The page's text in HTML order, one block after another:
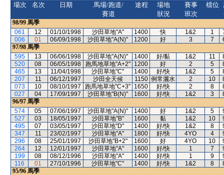
場次
名次 日期
馬場/跑道/
賽道
途程
場地
狀況
賽事
班次
檔位
98/99 馬季
061
12 01/10/1998 沙田草地"A" 1400 快 1&2 1
006
01 06/09/1998 沙田草地"A(N)" 1200 好 3 7
97/98 馬季
595
13 06/06/1998 沙田草地"A(N)" 1400 好/黏 1&2 11
520
08 06/05/1998 跑馬地草地"A+2" 1200 好 2 5
465
13 11/04/1998 沙田草地"C" 1400 好/快 1&2 5
207
11 06/12/1997 沙田全天候 1150 例常灑水 2 10
073
10 08/10/1997 跑馬地草地"C+3" 1650 好/快 2 8
027
04 17/09/1997 沙田草地"B(N)" 1600 好/快 1&2 3
96/97 馬季
574
05 07/06/1997 沙田草地"A(N)" 1400 好 1&2 5
527
03 18/05/1997 沙田草地"B" 1600 黏 1&2 10
495
07 03/05/1997 沙田草地"D" 1400 好/快 1&2 8
347
11 23/02/1997 沙田草地"A" 1800 好/快 4YO 4
296
08 25/01/1997 沙田草地"B+2" 1600 好 4YO 10
264
12 12/01/1997 沙田草地"A" 1600 好/快 1 7
199
08 08/12/1996 沙田草地"A" 1400 好/快 1 9
116
01 27/10/1996 沙田草地"C" 1400 好/快 1&2 8
95/96 馬季